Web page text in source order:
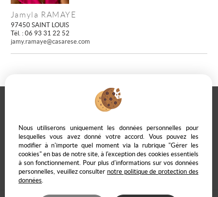
Jamyla RAMAYE
97450 SAINT LOUIS
Tél. : 06 93 31 22 52
jamy.ramaye@casarese.com
04 78 19 30 56
09 85 65 95 83
NOUS ÉCRIRE
Nous utiliserons uniquement les données personnelles pour
lesquelles vous avez donné votre accord. Vous pouvez les
modifier à n'importe quel moment via la rubrique "Gérer les
cookies" en bas de notre site, à l'exception des cookies essentiels
à son fonctionnement. Pour plus d'informations sur vos données
personnelles, veuillez consulter notre politique de protection des
données.